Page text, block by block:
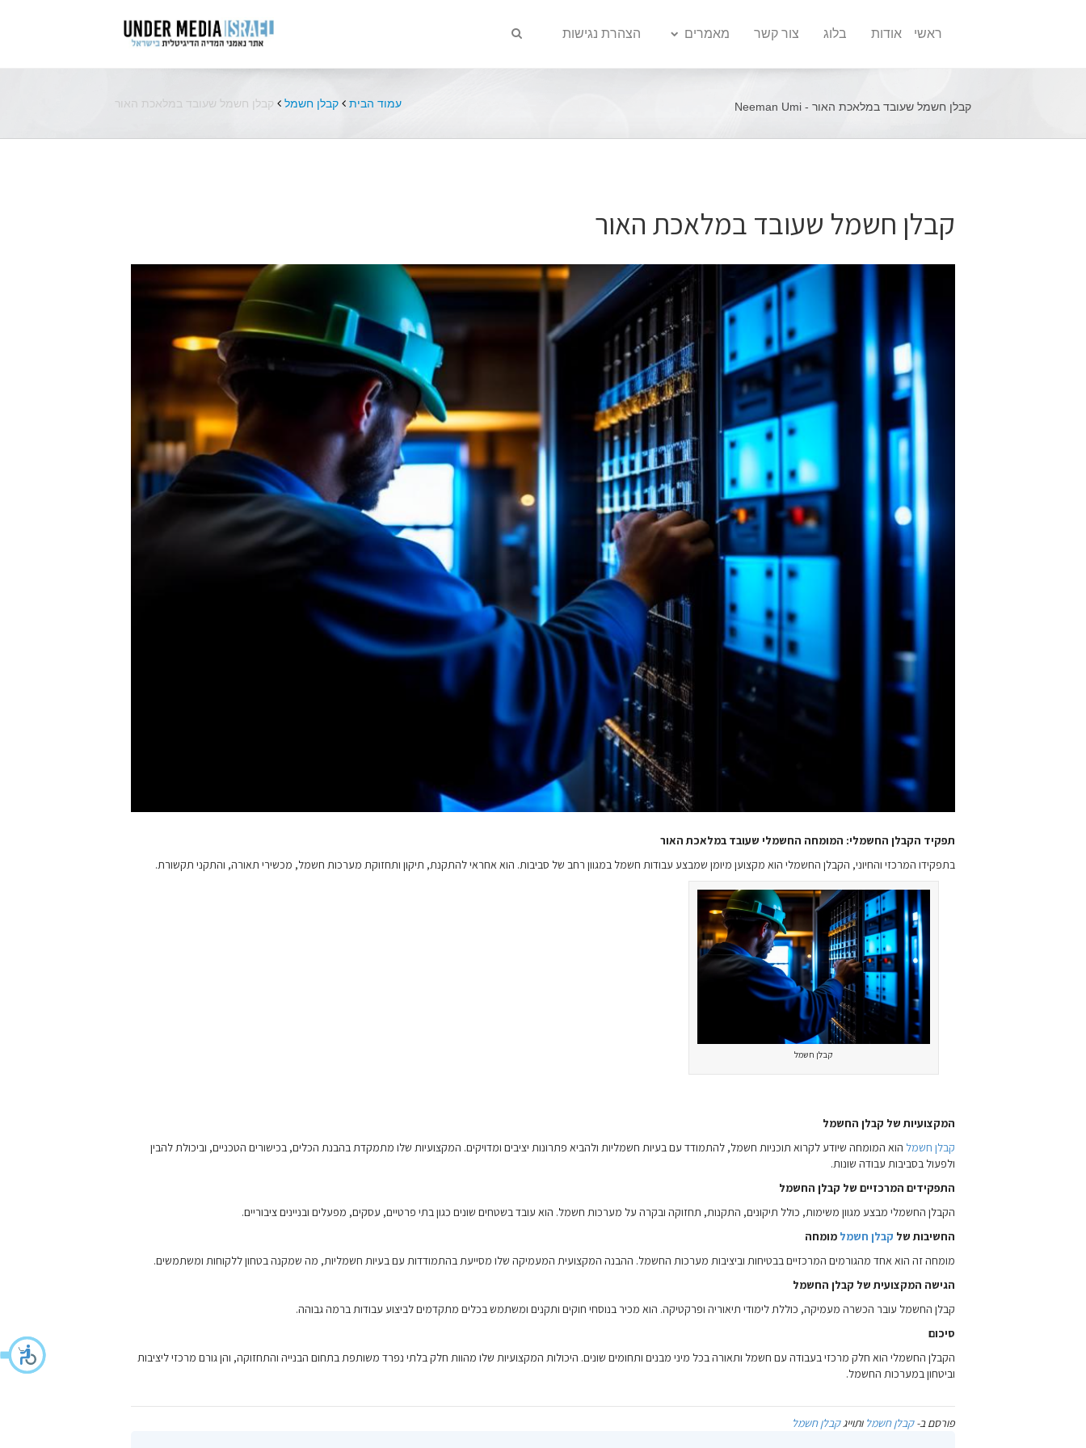
ראשי אודות בלוג צור קשר מאמרים הצהרת נגישות
קבלן חשמל שעובד במלאכת האור - Neeman Umi עמוד הבית קבלן חשמל קבלן חשמל שעובד במלאכת האור
קבלן חשמל שעובד במלאכת האור
תפקיד הקבלן החשמלי: המומחה החשמלי שעובד במלאכת האור
בתפקידו המרכזי והחיוני, הקבלן החשמלי הוא מקצוען מיומן שמבצע עבודות חשמל במגוון רחב של סביבות. הוא אחראי להתקנת, תיקון ותחזוקת מערכות חשמל, מכשירי תאורה, והתקני תקשורת.
קבלן חשמל
המקצועיות של קבלן החשמל
קבלן חשמל הוא המומחה שיודע לקרוא תוכניות חשמל, להתמודד עם בעיות חשמליות ולהביא פתרונות יציבים ומדויקים. המקצועיות שלו מתמקדת בהבנת הכלים, בכישורים הטכניים, וביכולת להבין
ולפעול בסביבות עבודה שונות.
התפקידים המרכזיים של קבלן החשמל
הקבלן החשמלי מבצע מגוון משימות, כולל תיקונים, התקנות, תחזוקה ובקרה על מערכות חשמל. הוא עובד בשטחים שונים כגון בתי פרטיים, עסקים, מפעלים ובניינים ציבוריים.
החשיבות של קבלן חשמל מומחה
מומחה זה הוא אחד מהגורמים המרכזיים בבטיחות וביציבות מערכות החשמל. ההבנה המקצועית המעמיקה שלו מסייעת בהתמודדות עם בעיות חשמליות, מה שמקנה בטחון ללקוחות ומשתמשים.
הגישה המקצועית של קבלן החשמל
קבלן החשמל עובר הכשרה מעמיקה, כוללת לימודי תיאוריה ופרקטיקה. הוא מכיר בנוסחי חוקים ותקנים ומשתמש בכלים מתקדמים לביצוע עבודות ברמה גבוהה.
סיכום
הקבלן החשמלי הוא חלק מרכזי בעבודה עם חשמל ותאורה בכל מיני מבנים ותחומים שונים. היכולות המקצועיות שלו מהוות חלק בלתי נפרד משותפת בתחום הבנייה והתחזוקה, והן גורם מרכזי ליציבות
וביטחון במערכות החשמל.
פורסם ב-קבלן חשמל ותוייגקבלן חשמל